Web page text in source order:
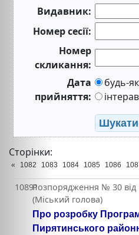
Видавник:
Номер сесії:
Номер
скликання:
Дата
прийняття:
будь-
Шукати
Сторінки:
« 1082 1083 1084 1085 1086
10891Розпорядження № 30 від
(Міський голова)
Про розробку
Пирятинського